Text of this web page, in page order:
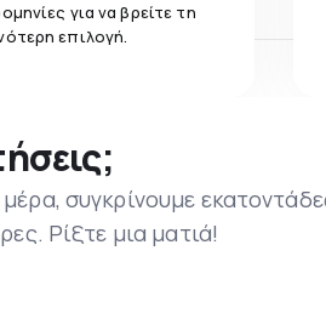
για να βρείτε τη
επιλογή.
συγκρίνουμε
Ρίξτε μια ματιά!